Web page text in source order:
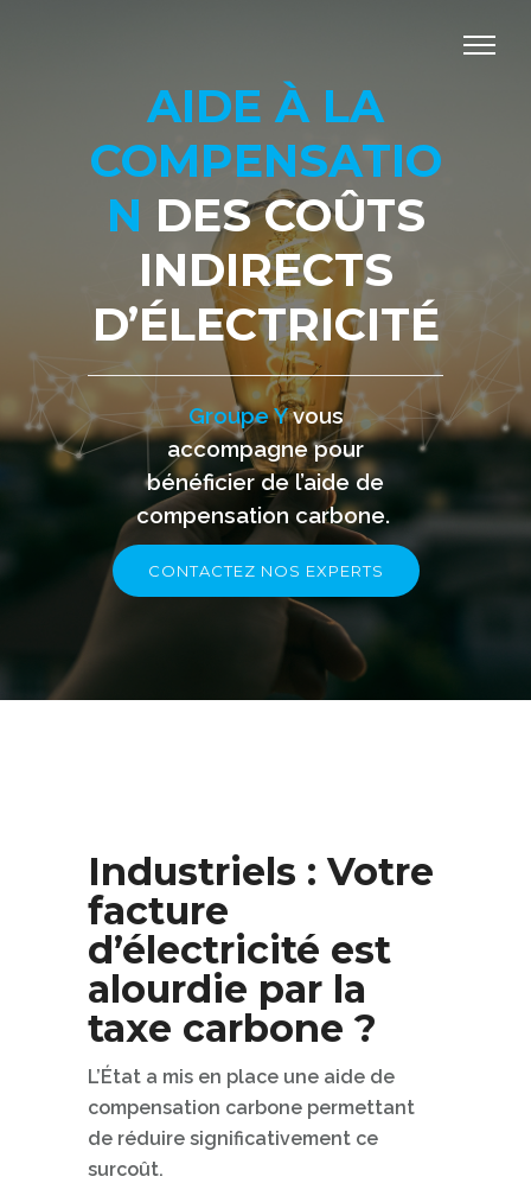
AIDE À LA
COMPENSATIO
N DES COÛTS
INDIRECTS
D’ÉLECTRICITÉ
Groupe Yvous
accompagne pour
bénéficier de l’aide de
compensation carbone.
CONTACTEZ NOS EXPERTS
Industriels : Votre
facture
d’électricité est
alourdie par la
taxe carbone ?
L’État a mis en place une aide de
compensation carbone permettant
de réduire significativement ce
surcoût.